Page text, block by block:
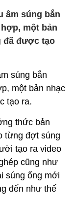
âm súng bắn
một bản
đã được tạo
súng bắn
một bản nhạc
tạo ra.
thức bản
từng đợt súng
tạo ra video
cũng như
súng ống mới
đến như thế